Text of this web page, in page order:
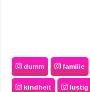
dumm familie
kindheit lustig